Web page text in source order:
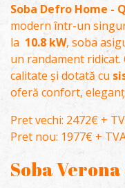
Soba Defro Home -
modern într-un
la 10.8 kW, soba
un randament
calitate și dotată cu
oferă confort,
Pret vechi: 2472€ +
Pret nou: 1977€ +
Soba